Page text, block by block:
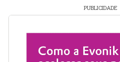
PUBLICIDADE